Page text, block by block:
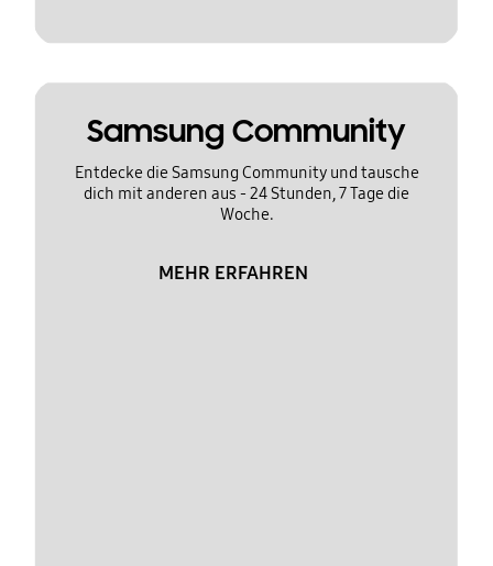
Samsung Community
Entdecke die Samsung Community und tausche
dich mit anderen aus - 24 Stunden, 7 Tage die
Woche.
MEHR ERFAHREN